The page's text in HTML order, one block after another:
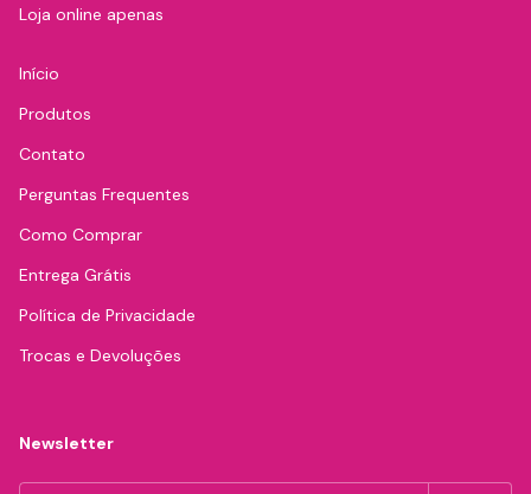
Loja online apenas
Início
Produtos
Contato
Perguntas Frequentes
Como Comprar
Entrega Grátis
Política de Privacidade
Trocas e Devoluções
Newsletter